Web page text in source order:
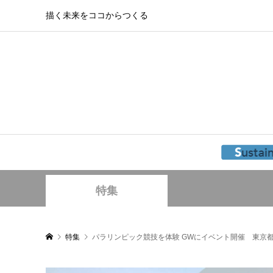
描く未来をココからつくる
特集
特集 パラリンピック競技を体験 GWにイベント開催 東京